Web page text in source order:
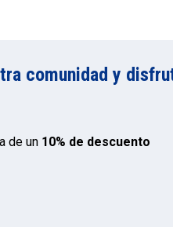
comunidad y
de un 10% de descuento